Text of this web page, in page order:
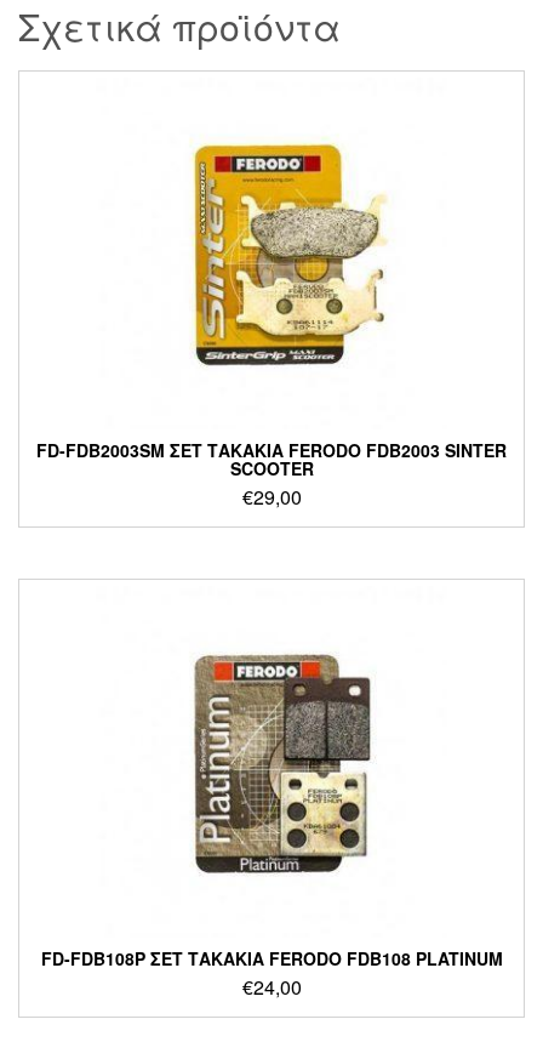
Σχετικά προϊόντα
FD-FDB2003SM ΣΕΤ ΤΑΚΑΚΙΑ FERODO FDB2003 SINTER
SCOOTER
€29,00
FD-FDB108P ΣΕΤ ΤΑΚΑΚΙΑ FERODO FDB108 PLATINUM
€24,00